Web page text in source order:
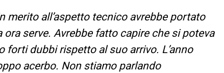
merito all’aspetto tecnico avrebbe portato
ora serve. Avrebbe fatto capire che si poteva
forti dubbi rispetto al suo arrivo. L’anno
acerbo. Non stiamo parlando